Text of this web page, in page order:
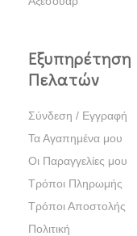
Εξυπηρέτηση
Πελατών
Σύνδεση / Εγγραφή
Τα Αγαπημένα μου
Οι Παραγγελίες μου
Τρόποι Πληρωμής
Τρόποι Αποστολής
Πολιτική